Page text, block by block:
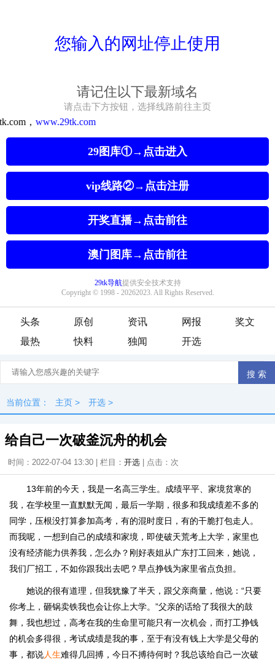
头条 原创 资讯 网报
奖文
最热
快料 独闻 开选
当前位置： 主页 > 开选 >
给自己一次破釜沉舟的机会
时间：2022-07-04 13:30 | 栏目： 开选 | 点击： 次
13年前的今天，我是一名高三学生。成绩平平、家境贫寒的
我，在学校里一直默默无闻，最后一学期，很多和我成绩差不多的
同学，压根没打算参加高考，有的混时度日，有的干脆打包走人。
而我呢，一想到自己的成绩和家境，即使破天荒考上大学，家里也
没有经济能力供养我，怎么办？刚好表姐从广东打工回来，她说，
我们厂招工，不如你跟我出去吧？早点挣钱为家里省点负担。
她说的很有道理，但我犹豫了半天，跟父亲商量，他说：“只要
你考上，砸锅卖铁我也会让你上大学。”父亲的话给了我很大的鼓
舞，我也想过，高考在我的生命里可能只有一次机会，而打工挣钱
的机会多得很，考试成绩是我的事，至于有没有钱上大学是父母的
事，都说人生难得几回搏，今日不搏待何时？我总该给自己一次破